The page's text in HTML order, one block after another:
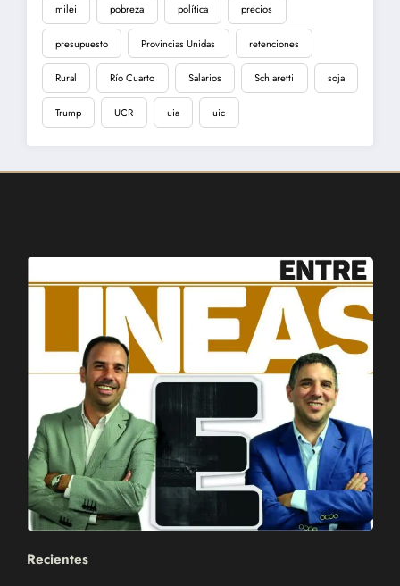
milei pobreza política precios
presupuesto Provincias Unidas retenciones
Rural Río Cuarto Salarios Schiaretti soja
Trump UCR uia uic
Recientes